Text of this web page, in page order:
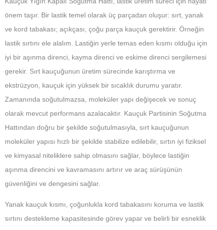
önem taşır. Bir lastik temel olarak üç parçadan oluşur: sırt, yanak
ve kord tabakası; açıkçası, çoğu parça kauçuk gerektirir. Örneğin
lastik sırtını ele alalım. Lastiğin yerle temas eden kısmı olduğu için
iyi bir aşınma direnci, kayma direnci ve eskime direnci sergilemesi
gerekir. Sırt kauçuğunun üretim sürecinde karıştırma ve
ekstrüzyon, kauçuk için yüksek bir sıcaklık durumu yaratır.
Zamanında soğutulmazsa, moleküler yapı değişecek ve sonuç
olarak mevcut performans azalacaktır. Kauçuk Partisinin Soğutma
Hattından doğru bir şekilde soğutulmasıyla, sırt kauçuğunun
moleküler yapısı hızlı bir şekilde stabilize edilebilir, sırtın iyi fiziksel
ve kimyasal niteliklere sahip olmasını sağlar, böylece lastiğin
aşınma direncini ve kavramasını artırır ve araç sürüşünün
güvenliğini ve dengesini sağlar.
Yanak kauçuk kısmı, çoğunlukla kord tabakasını koruma ve lastik
sırtını destekleme kapasitesinde görev yapar ve belirli bir esneklik